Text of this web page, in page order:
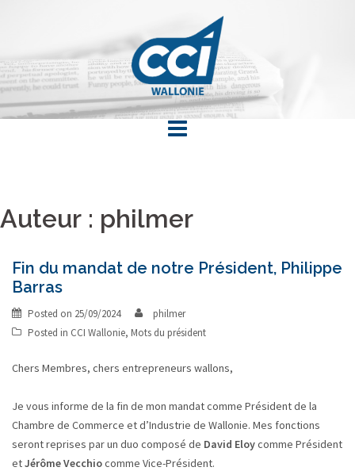
Auteur : philmer
Fin du mandat de notre Président, Philippe
Barras
Posted on 25/09/2024
philmer
Posted in CCI Wallonie, Mots du président
Chers Membres, chers entrepreneurs wallons,
Je vous informe de la fin de mon mandat comme Président de la
Chambre de Commerce et d’Industrie de Wallonie. Mes fonctions
seront reprises par un duo composé de David Eloycomme Président
etJérôme Vecchiocomme Vice-Président.